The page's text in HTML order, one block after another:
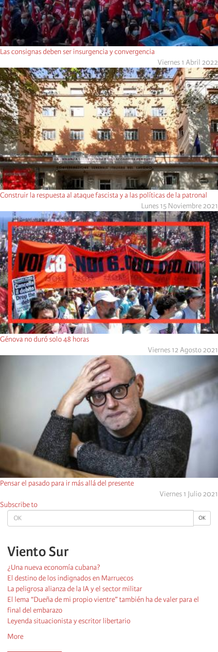
OK OK
Viento Sur
¿Una nueva economía cubana?
El destino de los indignados en Marruecos
La peligrosa alianza de la IA y el sector militar
El lema “Dueña de mi propio vientre” también ha de valer para el
final del embarazo
Leyenda situacionista y escritor libertario
More
Las consignas deben ser insurgencia y convergencia
Viernes 1 Abril 2022
Construir la respuesta al ataque fascista y a las políticas de la patronal
Lunes 15 Noviembre 2021
Génova no duró solo 48 horas
Viernes 12 Agosto 2021
Pensar el pasado para ir más allá del presente
Viernes 1 Julio 2021
Subscribe to